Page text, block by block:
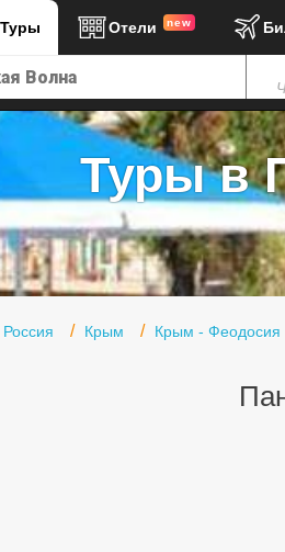
Туры Отели new
Туры в
Россия Крым Крым - Феодосия